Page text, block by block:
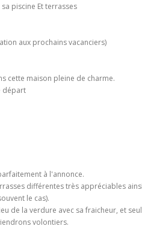
piscine Et terrasses
aux prochains vacanciers)
cette maison pleine de charme.
départ
à l'annonce.
différentes très appréciables
le cas).
de la verdure avec sa fraicheur, et
volontiers.